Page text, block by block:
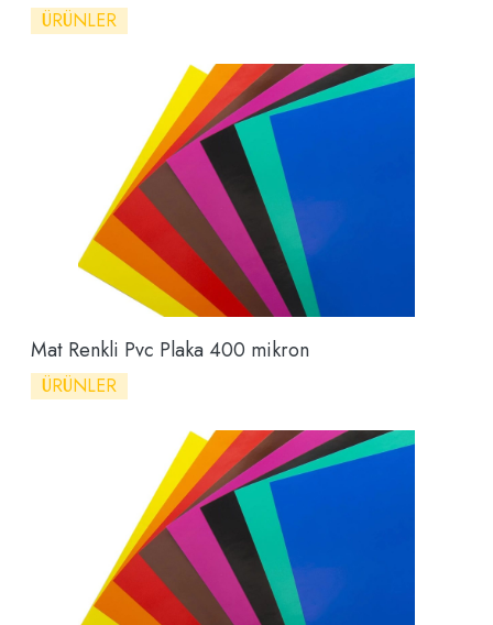
ÜRÜNLER
Mat Renkli Pvc Plaka 400 mikron
ÜRÜNLER